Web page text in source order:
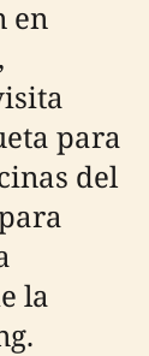
en
para
del
la